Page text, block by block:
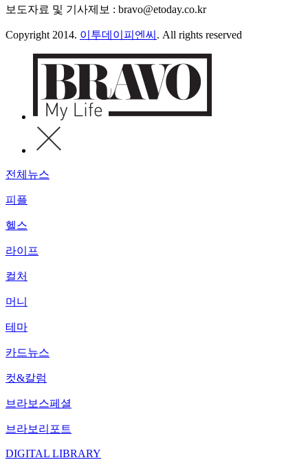
보도자료 및 기사제보 : bravo@etoday.co.kr
Copyright 2014. 이투데이피엔씨 . All rights reserved
전체뉴스
피플
헬스
라이프
컬처
머니
테마
카드뉴스
컷&칼럼
브라보스페셜
브라보리포트
DIGITAL LIBRARY